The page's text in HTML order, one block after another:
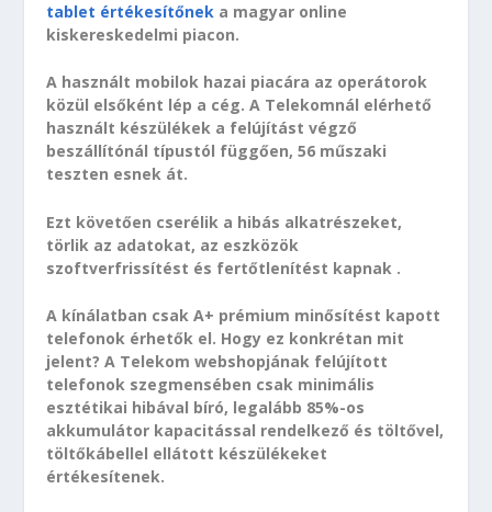
tablet értékesítőnek a magyar online
kiskereskedelmi piacon.
A használt mobilok hazai piacára az operátorok
közül elsőként lép a cég. A Telekomnál elérhető
használt készülékek a felújítást végző
beszállítónál típustól függően, 56 műszaki
teszten esnek át.
Ezt követően cserélik a hibás alkatrészeket,
törlik az adatokat, az eszközök
szoftverfrissítést és fertőtlenítést kapnak .
A kínálatban csak A+ prémium minősítést kapott
telefonok érhetők el. Hogy ez konkrétan mit
jelent? A Telekom webshopjának felújított
telefonok szegmensében csak minimális
esztétikai hibával bíró, legalább 85%-os
akkumulátor kapacitással rendelkező és töltővel,
töltőkábellel ellátott készülékeket
értékesítenek.